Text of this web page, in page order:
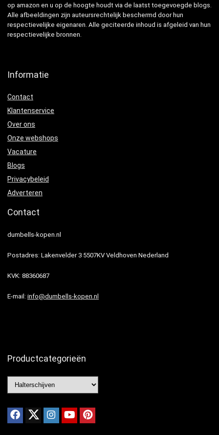
op amazon en u op de hoogte houdt via de laatst toegevoegde blogs.
Alle afbeeldingen zijn auteursrechtelijk beschermd door hun
respectievelijke eigenaren. Alle geciteerde inhoud is afgeleid van hun
respectievelijke bronnen.
Informatie
Contact
Klantenservice
Over ons
Onze webshops
Vacature
Blogs
Privacybeleid
Adverteren
Contact
dumbells-kopen.nl
Postadres: Lakenvelder 3 5507KV Veldhoven Nederland
KVK: 88360687
E-mail: info@dumbells-kopen.nl
Productcategorieën